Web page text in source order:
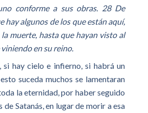
conforme a sus obras. 28 De
hay algunos de los que están aquí,
muerte, hasta que hayan visto al
en su reino.
si hay cielo e infierno, si habrá un
suceda muchos se lamentaran
la eternidad, por haber seguido
Satanás, en lugar de morir a esa